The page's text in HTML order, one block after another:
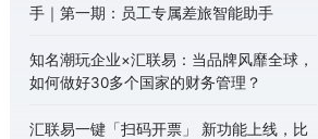
手｜第一期：员工专属差旅智能助手
知名潮玩企业×汇联易：当品牌风靡全球，
如何做好30多个国家的财务管理？
汇联易一键「扫码开票」 新功能上线，比